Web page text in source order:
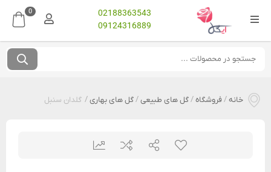
02188363543
09124316889
0
خانه/فروشگاه/گل های طبیعی/گل های بهاری/ گلدان سنبل